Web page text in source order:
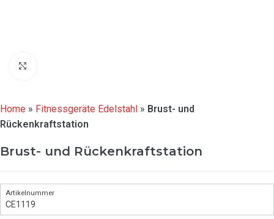
Home » Fitnessgeräte Edelstahl » Brust- und
Rückenkraftstation
Brust- und Rückenkraftstation
CE1119